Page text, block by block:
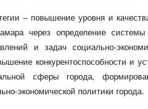
– повышение уровня и
через определение системы
и задач социально-
конкурентоспособности и
сферы города,
экономической политики города.